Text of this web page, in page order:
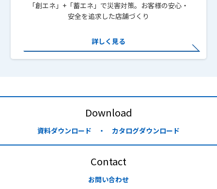
「創エネ」+「蓄エネ」で災害対策。お客様の安心・
安全を追求した店舗づくり
詳しく見る
Download
資料ダウンロード ・ カタログダウンロード
Contact
お問い合わせ